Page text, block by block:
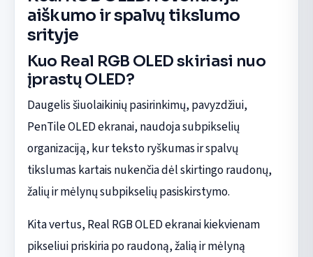
aiškumo ir spalvų tikslumo
srityje
Kuo Real RGB OLED skiriasi nuo
įprastų OLED?
Daugelis šiuolaikinių pasirinkimų, pavyzdžiui,
PenTile OLED ekranai, naudoja subpikselių
organizaciją, kur teksto ryškumas ir spalvų
tikslumas kartais nukenčia dėl skirtingo raudonų,
žalių ir mėlynų subpikselių pasiskirstymo.
Kita vertus, Real RGB OLED ekranai kiekvienam
pikseliui priskiria po raudoną, žalią ir mėlyną